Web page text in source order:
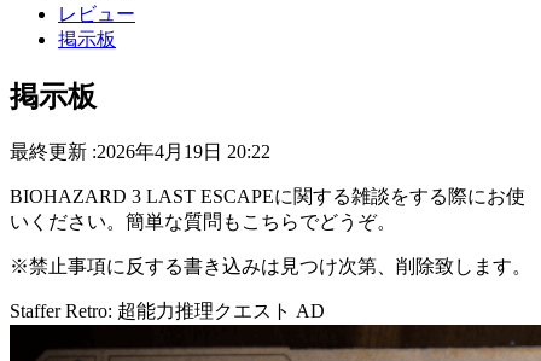
レビュー
掲示板
掲示板
最終更新 :2026年4月19日 20:22
BIOHAZARD 3 LAST ESCAPEに関する雑談をする際にお使
いください。簡単な質問もこちらでどうぞ。
※禁止事項に反する書き込みは見つけ次第、削除致します。
Staffer Retro: 超能力推理クエスト AD